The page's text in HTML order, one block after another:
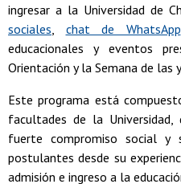
ingresar a la Universidad de
sociales, chat de WhatsApp
educacionales y eventos
Orientación y la Semana de las
Este programa está
facultades de la Universidad,
fuerte compromiso social y
postulantes desde su
admisión e ingreso a la